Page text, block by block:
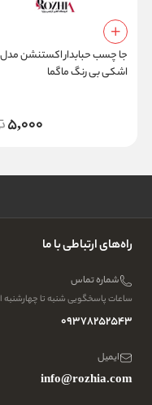
جا چسب حبابدار اکستنشن مدل
اشکی بی رنگ ماگما
5,000
راه‌های ارتباطی با ما
شماره تماس
ساعات پاسخگویی شنبه تا چهارشنبه از
09378252543
ایمیل
info@rozhia.com